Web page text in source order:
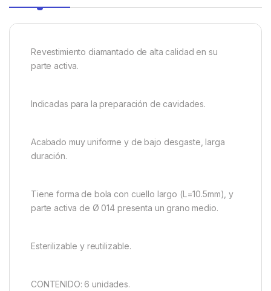
Revestimiento diamantado de alta calidad en su
parte activa.
Indicadas para la preparación de cavidades.
Acabado muy uniforme y de bajo desgaste, larga
duración.
Tiene forma de bola con cuello largo (L=10.5mm), y
parte activa de Ø 014 presenta un grano medio.
Esterilizable y reutilizable.
CONTENIDO: 6 unidades.